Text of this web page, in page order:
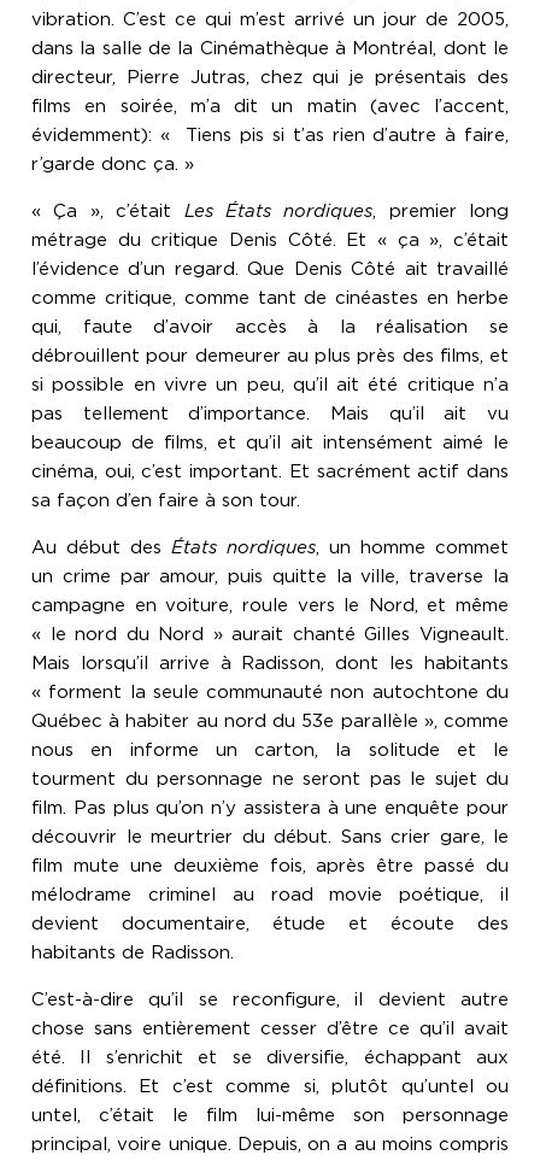
vibration. C’est ce qui m’est arrivé un jour de 2005,
dans la salle de la Cinémathèque à Montréal, dont le
directeur, Pierre Jutras, chez qui je présentais des
films en soirée, m’a dit un matin (avec l’accent,
évidemment): « Tiens pis si t’as rien d’autre à faire,
r’garde donc ça. »
« Ça », c’était Les États nordiques, premier long
métrage du critique Denis Côté. Et « ça », c’était
l’évidence d’un regard. Que Denis Côté ait travaillé
comme critique, comme tant de ciné­astes en herbe
qui, faute d’avoir accès à la réalisation se
débrouillent pour demeurer au plus près des films, et
si possible en vivre un peu, qu’il ait été critique n’a
pas tellement d’importance. Mais qu’il ait vu
beaucoup de films, et qu’il ait intensément aimé le
cinéma, oui, c’est important. Et sacrément actif dans
sa façon d’en faire à son tour.
Au début des États nordiques, un homme commet
un crime par amour, puis quitte la ville, traverse la
campagne en voiture, roule vers le Nord, et même
« le nord du Nord » aurait chanté Gilles Vigneault.
Mais lorsqu’il arrive à Radisson, dont les habitants
« forment la seule communauté non autochtone du
Québec à habiter au nord du 53e parallèle », comme
nous en informe un carton, la solitude et le
tourment du personnage ne seront pas le sujet du
film. Pas plus qu’on n’y assistera à une enquête pour
découvrir le meurtrier du début. Sans crier gare, le
film mute une deuxième fois, après être passé du
mélodrame criminel au road movie poétique, il
devient documentaire, étude et écoute des
habitants de Radisson.
C’est-à-dire qu’il se reconfigure, il devient autre
chose sans entièrement cesser d’être ce qu’il avait
été. Il s’enrichit et se diversifie, échappant aux
définitions. Et c’est comme si, plutôt qu’untel ou
untel, c’était le film lui-même son personnage
principal, voire unique. Depuis, on a au moins compris